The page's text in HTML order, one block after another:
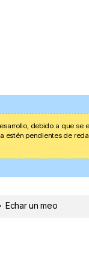
debido a que
pendientes de
Echar un meo